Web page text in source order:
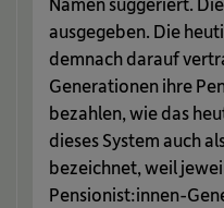
ausgegeben. Die
demnach darauf
Generationen ihre
bezahlen, wie das
dieses System auch
bezeichnet, weil
Pensionist:innen-